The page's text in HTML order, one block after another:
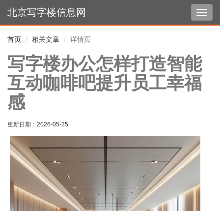
切
换
北京写字楼信息网
首页 相关文章 详情页
写字楼办公怎样打造智能
互动咖啡吧提升员工幸福
感
更新日期： 2026-05-25